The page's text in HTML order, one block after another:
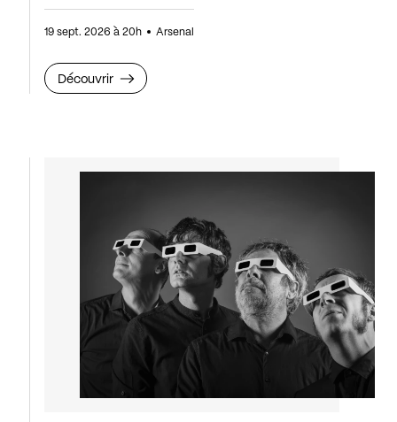
19 sept. 2026 à 20h Arsenal
Découvrir